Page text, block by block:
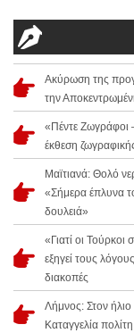
Ακύρωση της
την
«Πέντε Ζωγράφοι
έκθεση
Μαϊτιανά: Θολό
«Σήμερα έπλυνα
δουλειά»
«Γιατί οι
εξηγεί τους
διακοπές
Λήμνος: Στον ήλιο
Καταγγελία πολίτη